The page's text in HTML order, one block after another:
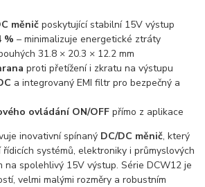
měnič poskytující stabilní 15V výstup
% – minimalizuje energetické ztráty
31.8 × 20.3 × 12.2 mm
proti přetížení i zkratu na výstupu
a integrovaný EMI filtr pro bezpečný a
ovládání ON/OFF přímo z aplikace
inovativní spínaný DC/DC měnič, který
systémů, elektroniky i průmyslových
na spolehlivý 15V výstup. Série DCW12 je
velmi malými rozměry a robustním